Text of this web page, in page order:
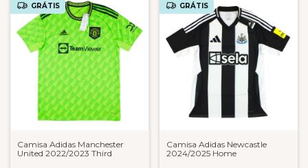
GRÁTIS
Camisa Adidas Manchester
United 2022/2023 Third
GRÁTIS
Camisa Adidas Newcastle
2024/2025 Home